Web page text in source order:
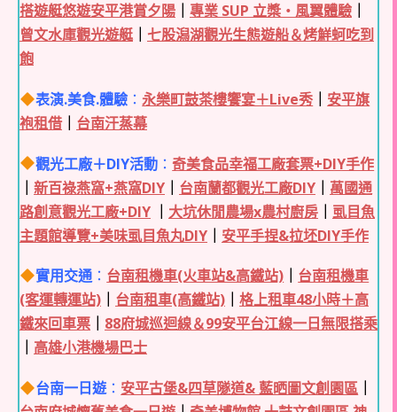
搭遊艇悠遊安平港賞夕陽
專業 SUP 立槳・風翼體驗
曾文水庫觀光遊艇
七股潟湖觀光生態遊船＆烤鮮蚵吃到
飽
表演.美食.體驗 ：永樂町鼓茶樓饗宴＋Live秀
安平旗
袍租借
台南汗蒸幕
觀光工廠＋DIY活動 ：奇美食品幸福工廠套票+DIY手作
｜ 新百祿燕窩+燕窩DIY ｜ 台南蘭都觀光工廠DIY ｜ 萬國通
路創意觀光工廠+DIY ｜ 大坑休閒農場x農村廚房 ｜ 虱目魚
主題館導覽+美味虱目魚丸DIY ｜ 安平手捏&拉坯DIY手作
實用交通： 台南租機車(火車站&高鐵站)
台南租機車
(客運轉運站)
台南租車(高鐵站)
格上租車48小時＋高
鐵來回車票
88府城巡迴線＆99安平台江線一日無限搭乘
高雄小港機場巴士
台南一日遊： 安平古堡&四草隧道& 藍晒圖文創園區